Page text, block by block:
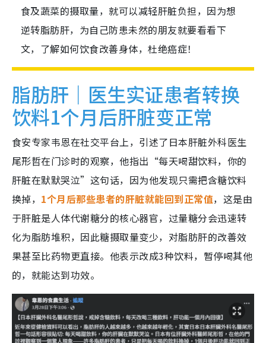
食及蔬菜的摄取量，就可以减轻肝脏负担，因为想
逆转脂肪肝，为自己防患未然的朋友就要看看下
文，了解如何饮食改善身体，杜绝癌症！
脂肪肝｜医生实证患者转换
饮料1个月后肝脏变正常
食安专家韦恩在社交平台上，引述了日本肝脏外科医生
尾形哲在门诊时的观察，他指出“每天喝甜饮料，你的
肝脏在默默哭泣”这句话，因为他发现只需把含糖饮料
换掉， 1个月后那些患者的肝脏就能回到正常值，这是由
于肝脏是人体代谢糖分的核心器官，过量糖分会迅速转
化为脂肪堆积，因此糖摄取量变少，对脂肪肝的改善效
果甚至比药物更直接。他表示改成3种饮料，暂停喝其他
的，就能达到功效。